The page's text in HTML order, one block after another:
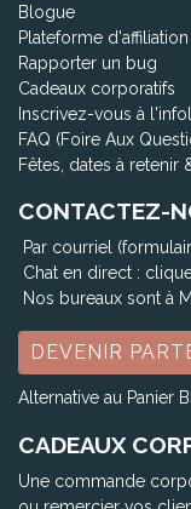
Blogue
Plateforme
Rapporter un bug
Cadeaux corporatifs
Inscrivez-vous à
FAQ (Foire Aux
Fêtes, dates à retenir
CONTACTEZ-
Par courriel
Chat en direct :
Nos bureaux sont à
DEVENIR
Alternative au Panier
CADEAUX
Une commande